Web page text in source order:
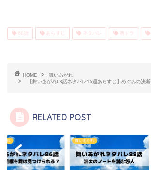
68話 あらすじ ネタバレ 朝ドラ
HOME
舞いあがれ
【舞いあがれ68話ネタバレ15週あらすじ】めぐみの決断
RELATED POST
がれ 舞いあがれ